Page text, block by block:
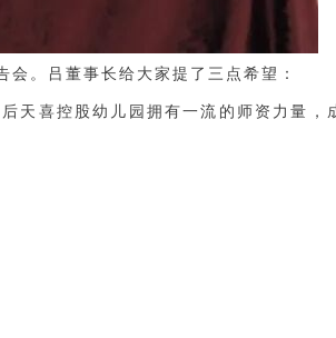
。吕董事长给大家提了三点希望：
天喜控股幼儿园拥有一流的师资力量，